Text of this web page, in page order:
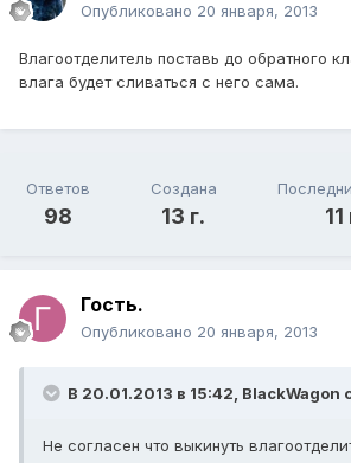
Опубликовано 20 января, 2013
Влагоотделитель поставь до обратного
влага будет сливаться с него сама.
Ответов
98
Создана
13 г. 11
Гость.
Опубликовано 20 января, 2013
В 20.01.2013 в 15:42, BlackWagon
Не согласен что выкинуть